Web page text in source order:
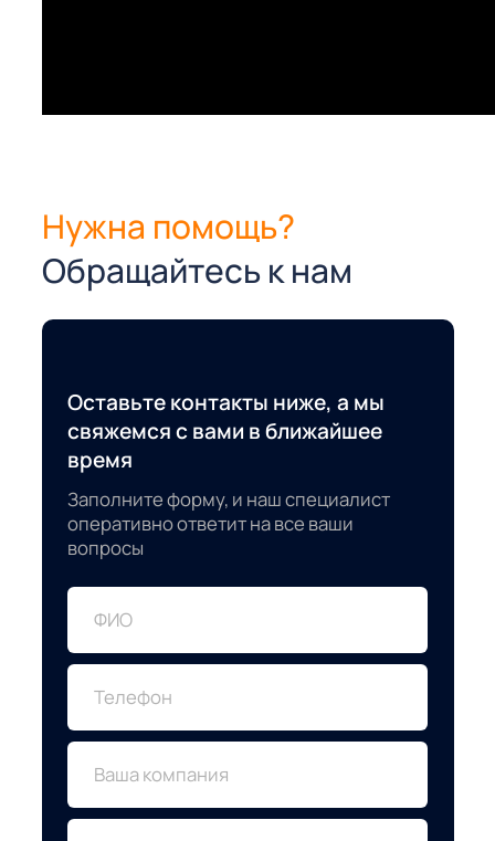
Нужна помощь?
Обращайтесь к нам
Оставьте контакты ниже, а мы
свяжемся с вами в ближайшее
время
Заполните форму, и наш специалист
оперативно ответит на все ваши
вопросы
ФИО
Телефон
Ваша компания